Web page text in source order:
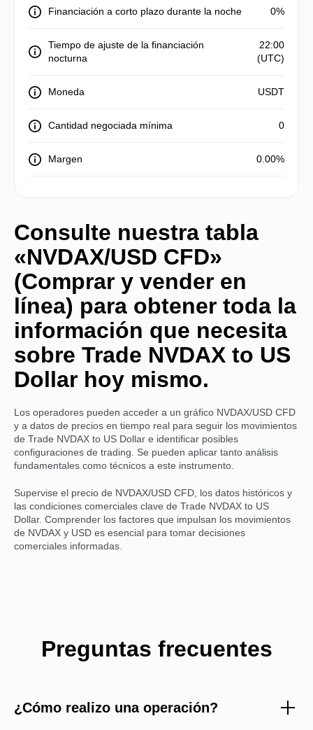
Financiación a corto plazo durante la noche 0%
Tiempo de ajuste de la financiación
nocturna
22:00
(UTC)
Moneda USDT
Cantidad negociada mínima 0
Margen 0.00%
Consulte nuestra tabla
«NVDAX/USD CFD»
(Comprar y vender en
línea) para obtener toda la
información que necesita
sobre Trade NVDAX to US
Dollar hoy mismo.
Los operadores pueden acceder a un gráfico NVDAX/USD CFD
y a datos de precios en tiempo real para seguir los movimientos
de Trade NVDAX to US Dollar e identificar posibles
configuraciones de trading. Se pueden aplicar tanto análisis
fundamentales como técnicos a este instrumento.
Supervise el precio de NVDAX/USD CFD, los datos históricos y
las condiciones comerciales clave de Trade NVDAX to US
Dollar. Comprender los factores que impulsan los movimientos
de NVDAX y USD es esencial para tomar decisiones
comerciales informadas.
Preguntas frecuentes
¿Cómo realizo una operación?